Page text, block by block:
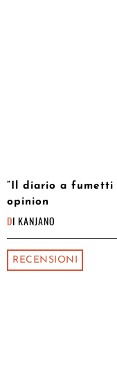
“Il diario a fumetti
opinion
DI KANJANO
RECENSIONI